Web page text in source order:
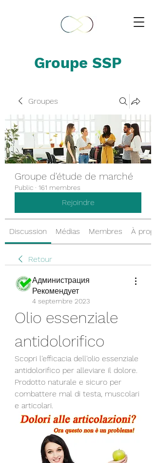
Groupe SSP
Groupes
Groupe d'étude de marché
Public · 161 membres
Rejoindre
Discussion Médias Membres À
Retour
Администрация
Рекомендует
4 septembre 2023
Olio essenziale
antidolorifico
Scopri l'efficacia dell'olio essenziale
antidolorifico per alleviare il dolore.
Prodotto naturale e sicuro per
combattere mal di testa, muscolari
e articolari.